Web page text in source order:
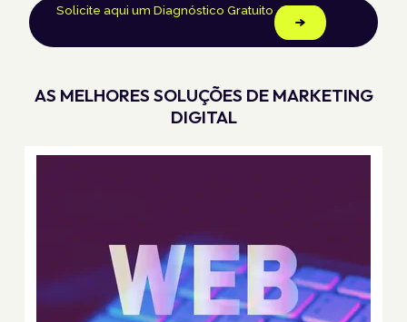
Solicite aqui um Diagnóstico Gratuito
AS MELHORES SOLUÇÕES DE MARKETING
DIGITAL